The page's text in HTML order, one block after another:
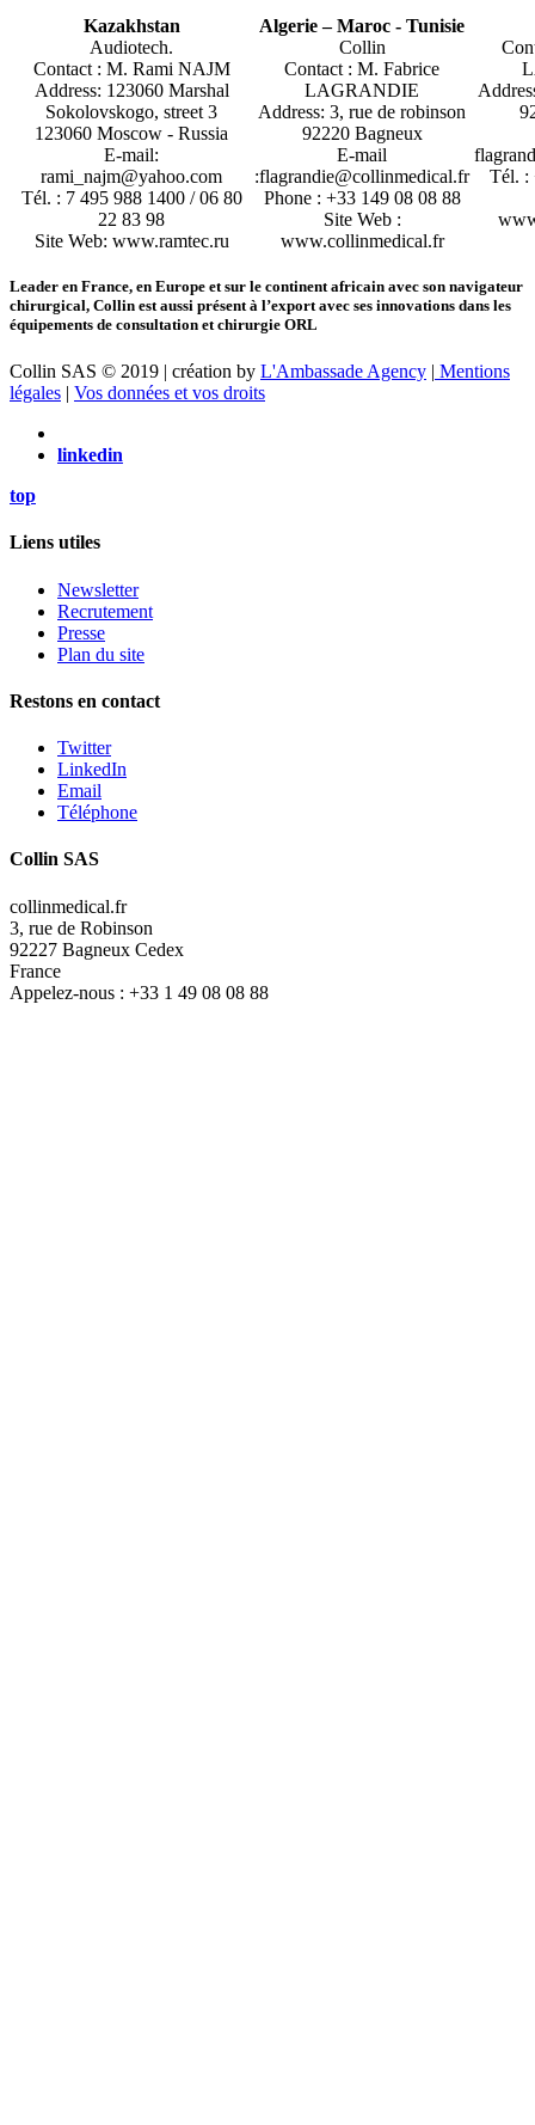
Kazakhstan
Audiotech.
Contact : M. Rami NAJM
Address: 123060 Marshal
Sokolovskogo, street 3
123060 Moscow - Russia
E-mail:
rami_najm@yahoo.com
Tél. : 7 495 988 1400 / 06 80
22 83 98
Site Web: www.ramtec.ru
Algerie – Maroc - Tunisie
Collin
Contact : M. Fabrice
LAGRANDIE
Address: 3, rue de robinson
92220 Bagneux
E-mail
:flagrandie@collinmedical.fr
Phone : +33 149 08 08 88
Site Web :
www.collinmedical.fr
Tél. :
Leader en France, en Europe et sur le continent africain avec son navigateur
chirurgical, Collin est aussi présent à l’export avec ses innovations dans les
équipements de consultation et chirurgie ORL
Collin SAS © 2019 | création by L'Ambassade Agency | Mentions
légales | Vos données et vos droits
linkedin
top
Liens utiles
Newsletter
Recrutement
Presse
Plan du site
Restons en contact
Twitter
LinkedIn
Email
Téléphone
Collin SAS
collinmedical.fr
3, rue de Robinson
92227 Bagneux Cedex
France
Appelez-nous : +33 1 49 08 08 88